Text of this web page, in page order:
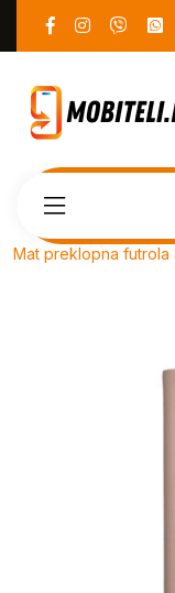
Mat preklopna futrola